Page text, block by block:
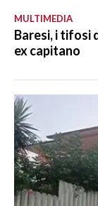
MULTIMEDIA
Baresi, i tifosi
ex capitano